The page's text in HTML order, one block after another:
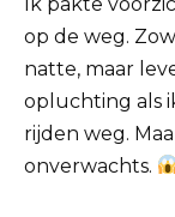
op de weg.
natte, maar
opluchting als
rijden weg.
onverwachts.